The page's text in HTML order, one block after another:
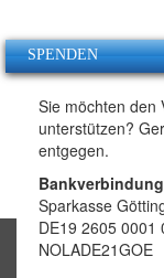
SPENDEN
Sie möchten den
unterstützen?
entgegen.
Bankverbindung
Sparkasse
DE19 2605 0001
NOLADE21GOE